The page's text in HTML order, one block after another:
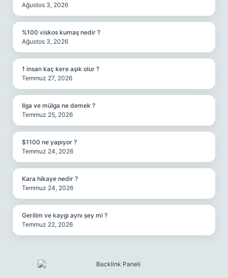
Ağustos 3, 2026
%100 viskos kumaş nedir ?
Ağustos 3, 2026
1 insan kaç kere aşık olur ?
Temmuz 27, 2026
Ilga ve mülga ne demek ?
Temmuz 25, 2026
$1100 ne yapıyor ?
Temmuz 24, 2026
Kara hikaye nedir ?
Temmuz 24, 2026
Gerilim ve kaygı aynı şey mi ?
Temmuz 22, 2026